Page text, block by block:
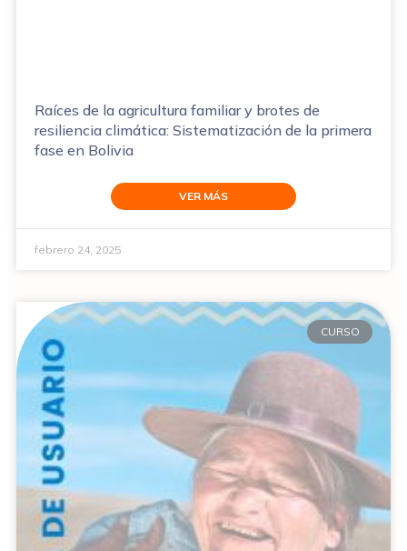
Raíces de la agricultura familiar y brotes de
resiliencia climática: Sistematización de la primera
fase en Bolivia
VER MÁS
febrero 24, 2025
CURSO